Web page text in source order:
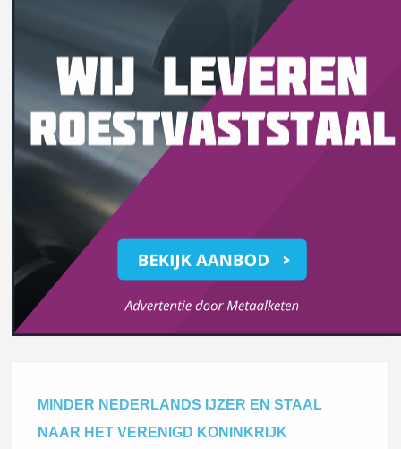
MINDER NEDERLANDS IJZER EN STAAL
NAAR HET VERENIGD KONINKRIJK